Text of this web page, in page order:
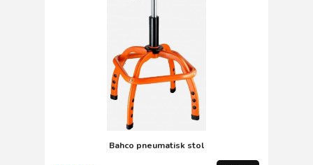
Bahco pneumatisk stol